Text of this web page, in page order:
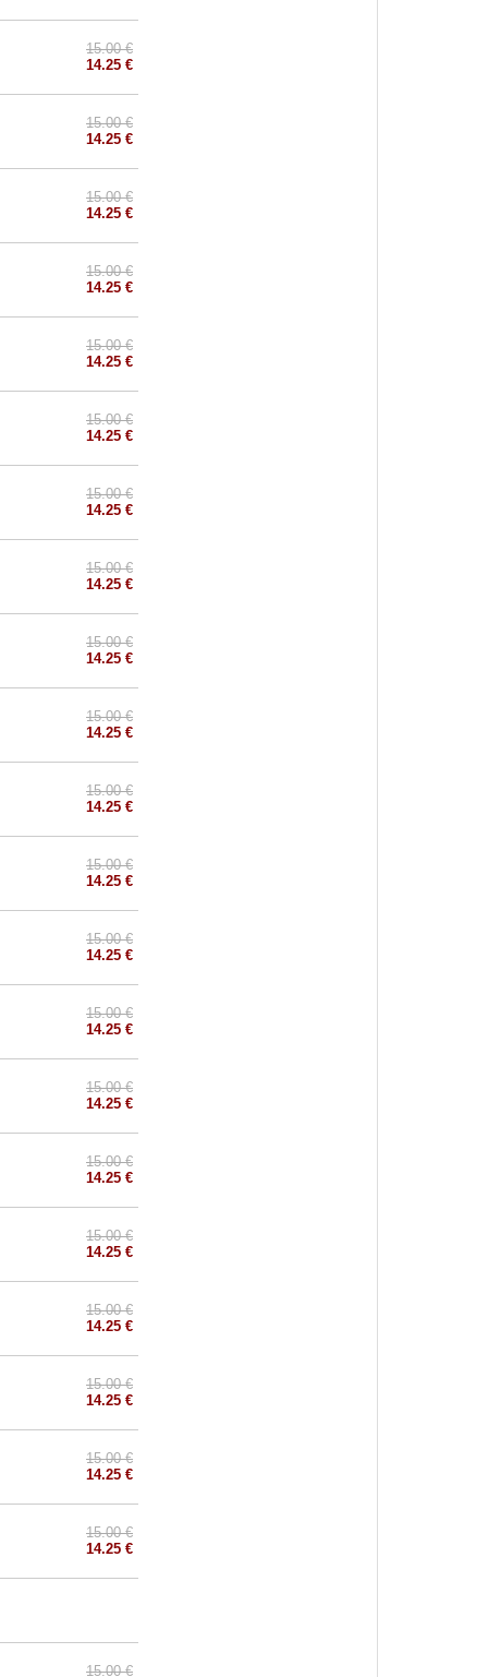
15.00 €
14.25 €
15.00 €
14.25 €
15.00 €
14.25 €
15.00 €
14.25 €
15.00 €
14.25 €
15.00 €
14.25 €
15.00 €
14.25 €
15.00 €
14.25 €
15.00 €
14.25 €
15.00 €
14.25 €
15.00 €
14.25 €
15.00 €
14.25 €
15.00 €
14.25 €
15.00 €
14.25 €
15.00 €
14.25 €
15.00 €
14.25 €
15.00 €
14.25 €
15.00 €
14.25 €
15.00 €
14.25 €
15.00 €
14.25 €
15.00 €
14.25 €
15.00 €